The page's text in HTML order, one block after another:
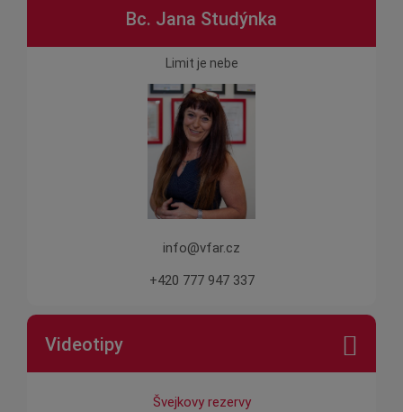
Bc. Jana Studýnka
Limit je nebe
info@vfar.cz
+420 777 947 337
Videotipy
Švejkovy rezervy